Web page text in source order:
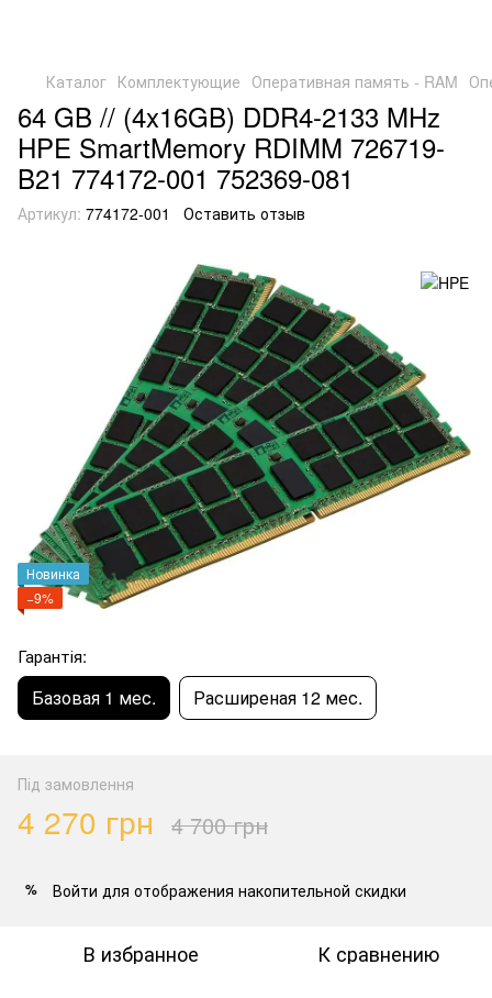
Каталог Комплектующие Оперативная память - RAM
64 GB // (4x16GB) DDR4-2133 MHz
HPE SmartMemory RDIMM 726719-
B21 774172-001 752369-081
Артикул: 774172-001 Оставить отзыв
Новинка
−9%
Гарантія:
Базовая 1 мес. Расширеная 12 мес.
Під замовлення
4 270 грн 4 700 грн
% Войти для отображения накопительной скидки
В избранное К сравнению